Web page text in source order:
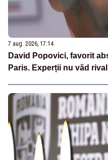
7 aug. 2026, 17:14
David Popovici, favorit
Paris. Experții nu văd